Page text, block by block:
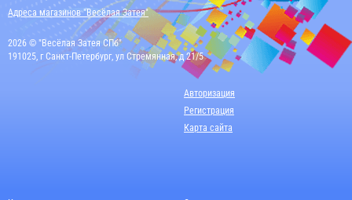
Адреса магазинов "Весёлая Затея"
2026 © "Весёлая Затея СПб"
191025, г Санкт-Петербург, ул Стремянная, д 21/5
Авторизация
Регистрация
Карта сайта